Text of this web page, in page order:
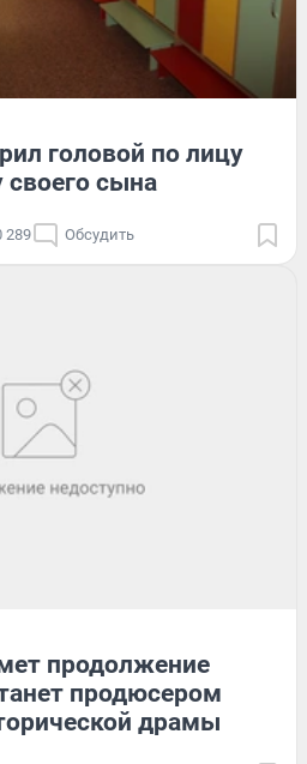
головой по лицу
своего сына
289 Обсудить
продолжение
продюсером
драмы